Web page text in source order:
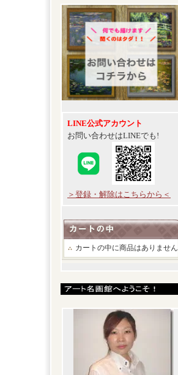
LINE公式アカウント
お問い合わせはLINEでも!
＞登録・解除はこちらから＜
カートの中に商品はありません